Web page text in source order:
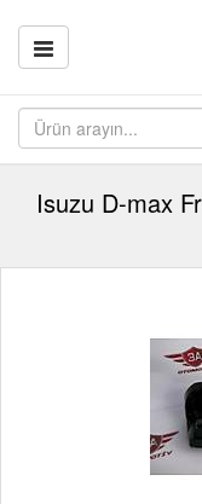
Isuzu D-max